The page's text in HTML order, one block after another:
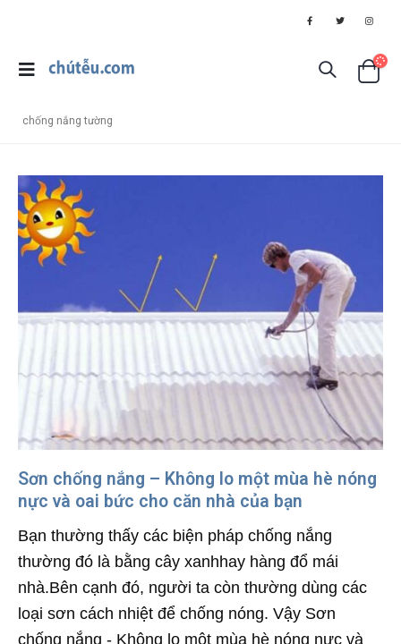
chống nắng tường
Sơn chống nắng – Không lo một mùa hè nóng
nực và oai bức cho căn nhà của bạn
Bạn thường thấy các biện pháp chống nắng
thường đó là bằng cây xanhhay hàng đổ mái
nhà.Bên cạnh đó, người ta còn thường dùng các
loại sơn cách nhiệt để chống nóng. Vậy Sơn
chống nắng - Không lo một mùa hè nóng nực và